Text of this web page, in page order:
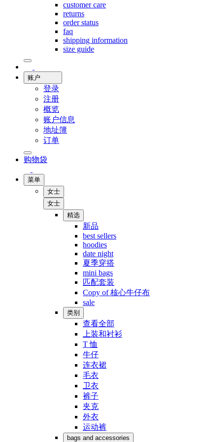
customer care
returns
order status
faq
shipping information
size guide
账户
登录
注册
概览
账户信息
地址簿
订单
购物袋
菜单
女士
女士
精选
新品
best sellers
hoodies
date night
夏季穿搭
mini bags
匹配套装
Copy of 核心牛仔布
sale
类别
查看全部
上装和衬衫
T 恤
牛仔
连衣裙
毛衣
卫衣
裤子
夹克
外衣
运动裤
bags and accessories